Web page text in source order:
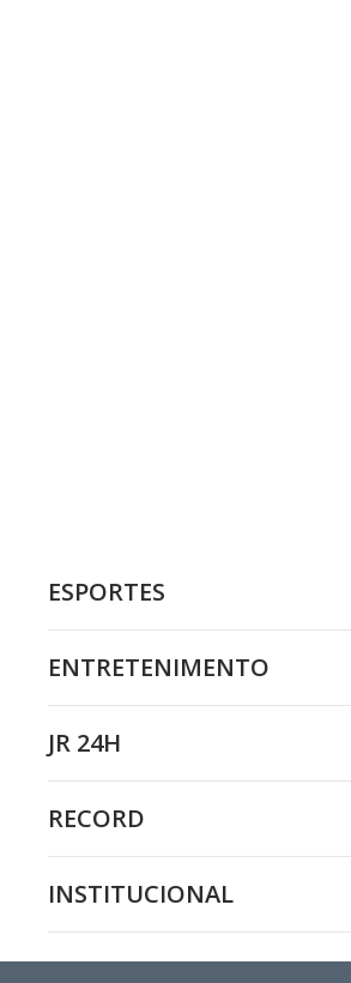
ESPORTES
ENTRETENIMENTO
JR 24H
RECORD
INSTITUCIONAL